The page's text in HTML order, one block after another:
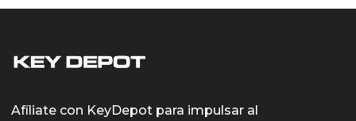
Afíliate con KeyDepot para impulsar al